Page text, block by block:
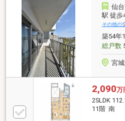
７分・五橋中学校 徒歩
ス 徒歩５分・東北学院
橋店 徒歩６分・ファミリ
仙台病院 徒歩７分・仙
仙
駅 徒歩
その他の
築54年
総戸数
宮
2,090万
2SLDK
11階 南